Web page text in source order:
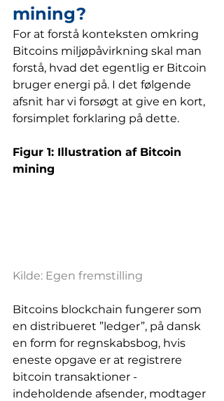
mining?
For at forstå konteksten omkring
Bitcoins miljøpåvirkning skal man
forstå, hvad det egentlig er Bitcoin
bruger energi på. I det følgende
afsnit har vi forsøgt at give en kort,
forsimplet forklaring på dette.
Figur 1: Illustration af Bitcoin
mining
Kilde: Egen fremstilling
Bitcoins blockchain fungerer som
en distribueret ”ledger”, på dansk
en form for regnskabsbog, hvis
eneste opgave er at registrere
bitcoin transaktioner -
indeholdende afsender, modtager